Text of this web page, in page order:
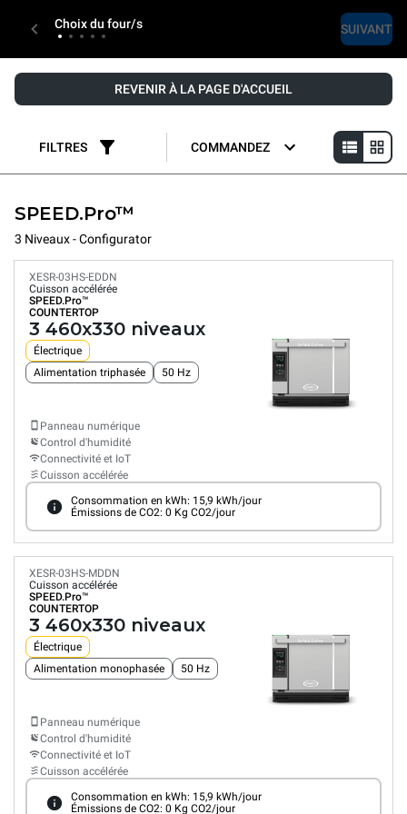
Choix du four/s SUIVANT
REVENIR À LA PAGE D'ACCUEIL
FILTRES COMMANDEZ
SPEED.Pro™
3 Niveaux - Configurator
XESR-03HS-EDDN
Cuisson accélérée
SPEED.Pro™
COUNTERTOP
3 460x330 niveaux
Électrique
Alimentation triphasée
50 Hz
Panneau numérique
Control d'humidité
Connectivité et IoT
Cuisson accélérée
Consommation en kWh: 15,9 kWh/jour
Émissions de CO2: 0 Kg CO2/jour
XESR-03HS-MDDN
Cuisson accélérée
SPEED.Pro™
COUNTERTOP
3 460x330 niveaux
Électrique
Alimentation monophasée
50 Hz
Panneau numérique
Control d'humidité
Connectivité et IoT
Cuisson accélérée
Consommation en kWh: 15,9 kWh/jour
Émissions de CO2: 0 Kg CO2/jour